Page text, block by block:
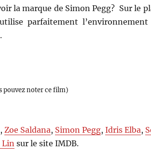
la marque de Simon Pegg? Sur le
parfaitement
pouvez noter ce film)
,Zoe Saldana, Simon Pegg,Idris Elba,
Linsur le site IMDB.